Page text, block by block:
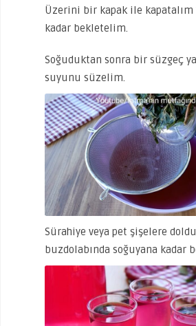
Üzerini bir kapak ile kapatalım
kadar bekletelim.
Soğuduktan sonra bir süzgeç
suyunu süzelim.
Sürahiye veya pet şişelere
buzdolabında soğuyana kadar